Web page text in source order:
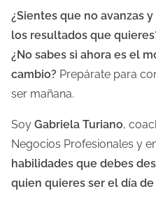
m
p
o
d
e
e
c
t
u
¿Sientes que no avanzas
los resultados que
¿No sabes si ahora es el
cambio? Prepárate para
ser mañana.
Soy Gabriela Turiano,
Negocios Profesionales y
habilidades que debes
quien quieres ser el día